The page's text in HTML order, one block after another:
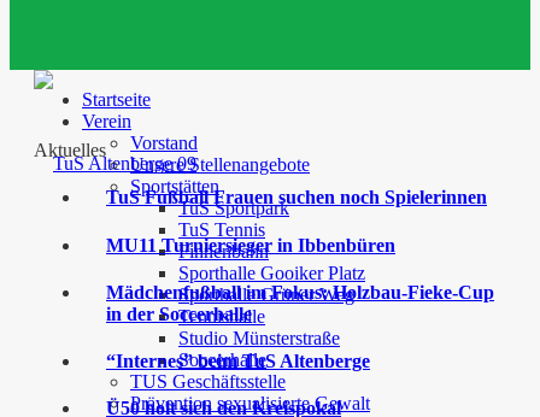
Startseite
Verein
Vorstand
Unsere Stellenangebote
Sportstätten
TuS Sportpark
TuS Tennis
Finnenbahn
Sporthalle Gooiker Platz
Sporthalle Grüner Weg
Tennishalle
Studio Münsterstraße
Soccerhalle
TUS Geschäftsstelle
Prävention sexualisierte Gewalt
Aktuelles
TuS Fußball Frauen suchen noch Spielerinnen
MU11 Turniersieger in Ibbenbüren
Mädchenfußball im Fokus: Holzbau-Fieke-Cup
in der Soccerhalle
“Internes” beim TuS Altenberge
Ü50 holt sich den Kreispokal